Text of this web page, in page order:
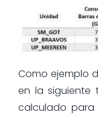
Como ejemplo
en la siguiente
calculado